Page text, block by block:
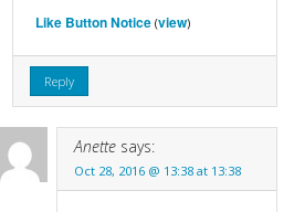
Like Button Notice(view)
Reply
Anette says:
Oct 28, 2016 @ 13:38 at 13:38